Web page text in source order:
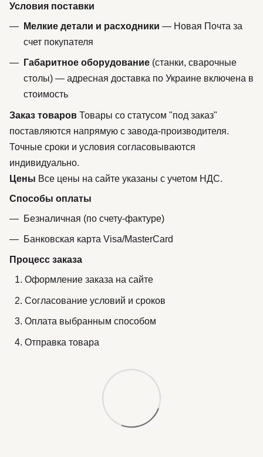
Условия поставки
Мелкие детали и расходники — Новая Почта за
счет покупателя
Габаритное оборудование (станки, сварочные
столы) — адресная доставка по Украине включена в
стоимость
Заказ товаров Товары со статусом "под заказ"
поставляются напрямую с завода-производителя.
Точные сроки и условия согласовываются
индивидуально.
Цены Все цены на сайте указаны с учетом НДС.
Способы оплаты
Безналичная (по счету-фактуре)
Банковская карта Visa/MasterCard
Процесс заказа
Оформление заказа на сайте
Согласование условий и сроков
Оплата выбранным способом
Отправка товара